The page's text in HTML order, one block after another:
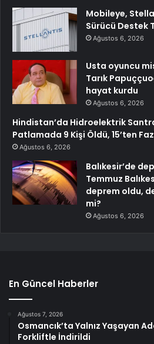
Mobileye,
Sürücü Destek
Ağustos 6, 2026
Usta oyuncu
Tarık
hayat kurdu
Ağustos 6, 2026
Hindistan’da Hidroelektrik
Patlamada 9 Kişi Öldü, 15’ten
Ağustos 6, 2026
Balıkesir’de
Temmuz
deprem oldu,
mi?
Ağustos 6, 2026
En Güncel Haberler
Ağustos 7, 2026
Osmancık’ta Yalnız Yaşayan
Forkliftle İndirildi